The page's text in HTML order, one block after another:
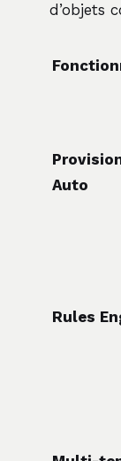
d’objets
Auto
Rules